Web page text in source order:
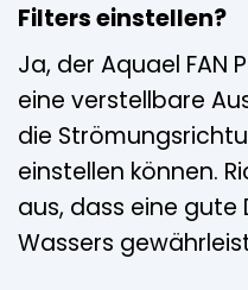
Filters einstellen?
Ja, der Aquael FAN
eine verstellbare
die
einstellen können.
aus, dass eine
Wassers